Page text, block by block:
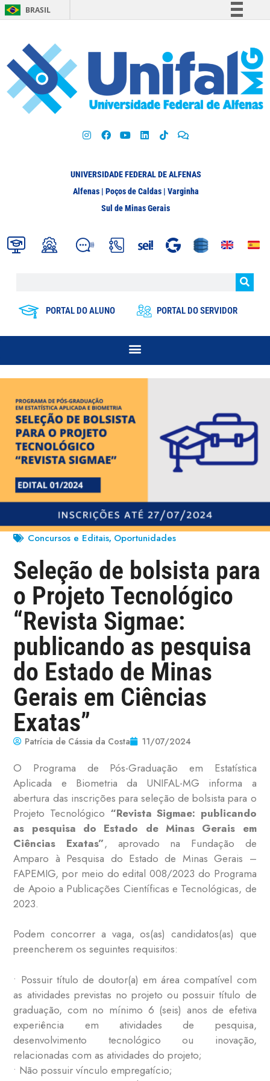
BRASIL
Participe
Acesso à informação
Legislação
UNIVERSIDADE FEDERAL DE ALFENAS
Alfenas | Poços de Caldas | Varginha
Sul de Minas Gerais
PORTAL DO ALUNO PORTAL DO SERVIDOR
Concursos e Editais, Oportunidades
Seleção de bolsista para
o Projeto Tecnológico
“Revista Sigmae:
publicando as pesquisa
do Estado de Minas
Gerais em Ciências
Exatas”
Patrícia de Cássia da Costa 11/07/2024
O Programa de Pós-Graduação em Estatística
Aplicada e Biometria da UNIFAL-MG informa a
abertura das inscrições para seleção de bolsista para o
Projeto Tecnológico “Revista Sigmae: publicando
as pesquisa do Estado de Minas Gerais em
Ciências Exatas”, aprovado na Fundação de
Amparo à Pesquisa do Estado de Minas Gerais –
FAPEMIG, por meio do edital 008/2023 do Programa
de Apoio a Publicações Científicas e Tecnológicas, de
2023.
Podem concorrer a vaga, os(as) candidatos(as) que
preencherem os seguintes requisitos:
• Possuir título de doutor(a) em área compatível com
as atividades previstas no projeto ou possuir título de
graduação, com no mínimo 6 (seis) anos de efetiva
experiência em atividades de pesquisa,
desenvolvimento tecnológico ou inovação,
relacionadas com as atividades do projeto;
• Não possuir vínculo empregatício;